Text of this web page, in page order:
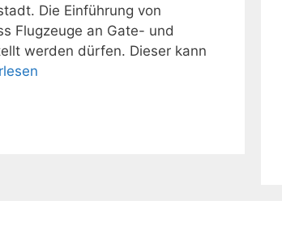
Die Einführung von
Flugzeuge an Gate- und
werden dürfen. Dieser kann